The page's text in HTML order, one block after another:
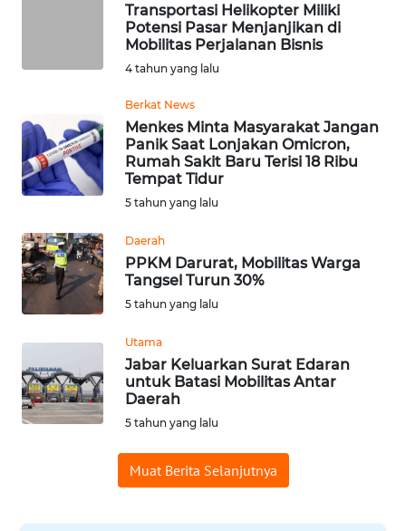
Transportasi Helikopter Miliki
Potensi Pasar Menjanjikan di
Mobilitas Perjalanan Bisnis
4 tahun yang lalu
Berkat News
Menkes Minta Masyarakat Jangan
Panik Saat Lonjakan Omicron,
Rumah Sakit Baru Terisi 18 Ribu
Tempat Tidur
5 tahun yang lalu
Daerah
PPKM Darurat, Mobilitas Warga
Tangsel Turun 30%
5 tahun yang lalu
Utama
Jabar Keluarkan Surat Edaran
untuk Batasi Mobilitas Antar
Daerah
5 tahun yang lalu
Muat Berita Selanjutnya
KEPRI
PAPUA
WN
WN
RIAU
WN
WN
JAMBI